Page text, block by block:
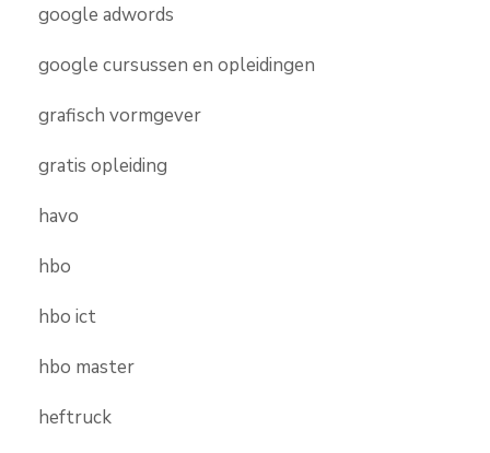
google adwords
google cursussen en opleidingen
grafisch vormgever
gratis opleiding
havo
hbo
hbo ict
hbo master
heftruck